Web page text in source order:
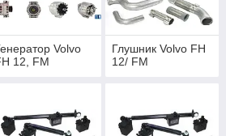
Volvo
12, FM
Глушник Volvo FH
12/ FM